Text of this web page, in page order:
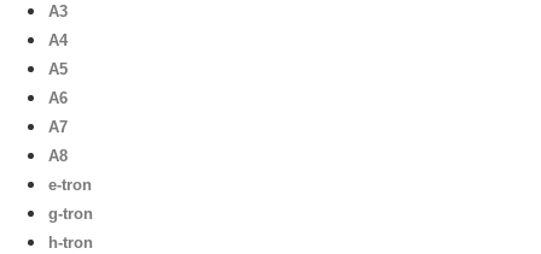
A3
A4
A5
A6
A7
A8
e-tron
g-tron
h-tron